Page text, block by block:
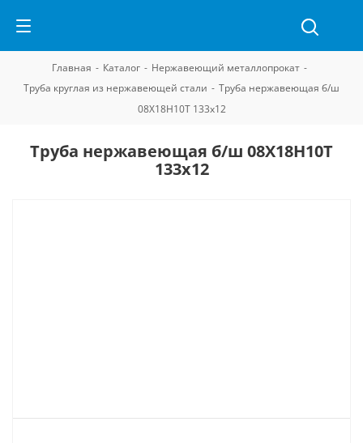
Главная - Каталог - Нержавеющий металлопрокат -
Труба круглая из нержавеющей стали - Труба нержавеющая б/ш
08Х18Н10Т 133х12
Труба нержавеющая б/ш 08Х18Н10Т
133х12